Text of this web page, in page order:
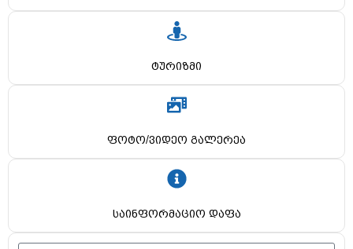
ტურიზმი
ფოტო/ვიდეო გალერეა
საინფორმაციო დაფა